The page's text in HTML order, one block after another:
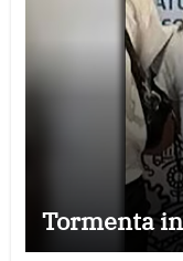
Tormenta